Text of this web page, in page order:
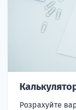
Розрахуйте